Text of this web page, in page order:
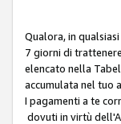
Qualora, in
7 giorni di
elencato nella
accumulata nel tuo
I pagamenti a te
dovuti in virtù